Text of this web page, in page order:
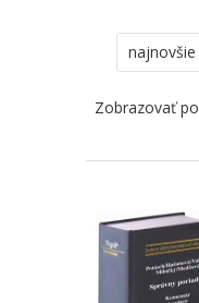
najnovšie
Zobrazovať po